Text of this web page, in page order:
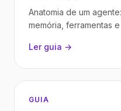
Anatomia de um
memória, ferramentas
Ler guia →
GUIA